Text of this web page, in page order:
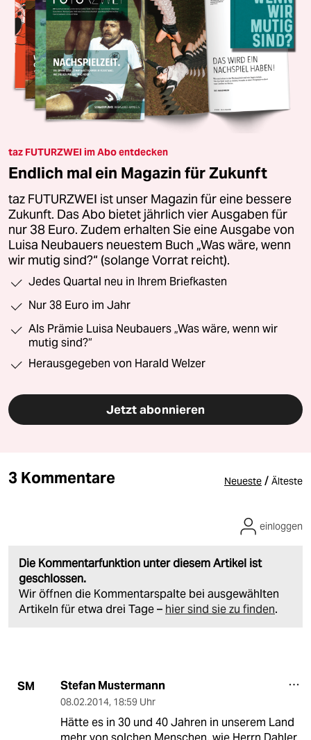
taz FUTURZWEI im Abo entdecken
Endlich mal ein Magazin für Zukunft
taz FUTURZWEI ist unser Magazin für eine bessere
Zukunft. Das Abo bietet jährlich vier Ausgaben für
nur 38 Euro. Zudem erhalten Sie eine Ausgabe von
Luisa Neubauers neuestem Buch „Was wäre, wenn
wir mutig sind?“ (solange Vorrat reicht).
Jedes Quartal neu in Ihrem Briefkasten
Nur 38 Euro im Jahr
Als Prämie Luisa Neubauers „Was wäre, wenn wir
mutig sind?“
Herausgegeben von Harald Welzer
Jetzt abonnieren
3 Kommentare Neueste / Älteste
Die Kommentarfunktion unter diesem Artikel ist
geschlossen.
Wir öffnen die Kommentarspalte bei ausgewählten
Artikeln für etwa drei Tage – hier sind sie zu finden.
einloggen
SM Stefan Mustermann
08.02.2014, 18:59 Uhr
Hätte es in 30 und 40 Jahren in unserem Land